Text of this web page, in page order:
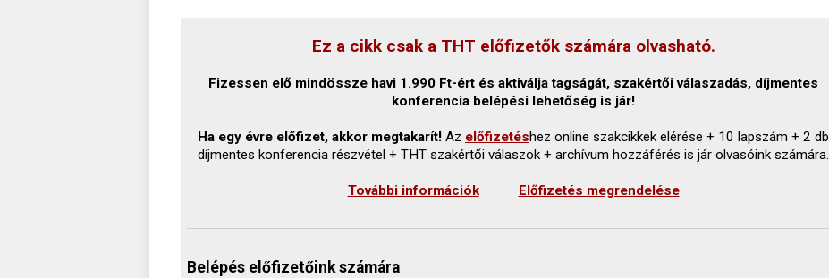
Ez a cikk csak a THT előfizetők számára olvasható.
Fizessen elő mindössze havi 1.990 Ft-ért és aktiválja tagságát, szakértői válaszadás, díjmentes
konferencia belépési lehetőség is jár!
Ha egy évre előfizet, akkor megtakarít! Az előfizetéshez online szakcikkek elérése + 10 lapszám + 2 db
díjmentes konferencia részvétel + THT szakértői válaszok + archívum hozzáférés is jár olvasóink számára.
További információk Előfizetés megrendelése
Belépés előfizetőink számára